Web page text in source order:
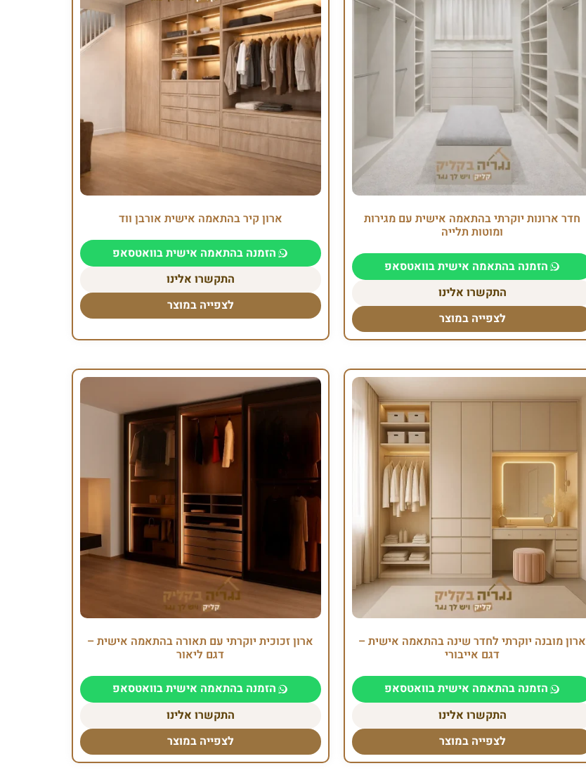
חדר ארונות יוקרתי בהתאמה אישית עם מגירות
ומוטות תלייה
הזמנה בהתאמה אישית בוואטסאפ
התקשרו אלינו
לצפייה במוצר
ארון קיר בהתאמה אישית אורבן ווד
הזמנה בהתאמה אישית בוואטסאפ
התקשרו אלינו
לצפייה במוצר
ארון מובנה יוקרתי לחדר שינה בהתאמה אישית –
דגם אייבורי
הזמנה בהתאמה אישית בוואטסאפ
התקשרו אלינו
לצפייה במוצר
ארון זכוכית יוקרתי עם תאורה בהתאמה אישית –
דגם ליאור
הזמנה בהתאמה אישית בוואטסאפ
התקשרו אלינו
לצפייה במוצר